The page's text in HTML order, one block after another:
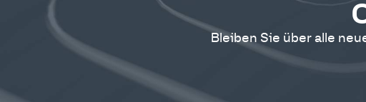
Bleiben Sie über alle